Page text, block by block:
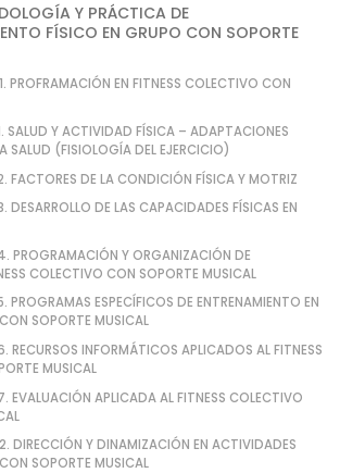
Y PRÁCTICA DE
FÍSICO EN GRUPO CON SOPORTE
PROFRAMACIÓN EN FITNESS COLECTIVO CON
SALUD Y ACTIVIDAD FÍSICA – ADAPTACIONES
SALUD (FISIOLOGÍA DEL EJERCICIO)
FACTORES DE LA CONDICIÓN FÍSICA Y MOTRIZ
DE LAS CAPACIDADES FÍSICAS EN
PROGRAMACIÓN Y ORGANIZACIÓN DE
COLECTIVO CON SOPORTE MUSICAL
ESPECÍFICOS DE ENTRENAMIENTO EN
SOPORTE MUSICAL
INFORMÁTICOS APLICADOS AL FITNESS
MUSICAL
APLICADA AL FITNESS COLECTIVO
DIRECCIÓN Y DINAMIZACIÓN EN ACTIVIDADES
SOPORTE MUSICAL